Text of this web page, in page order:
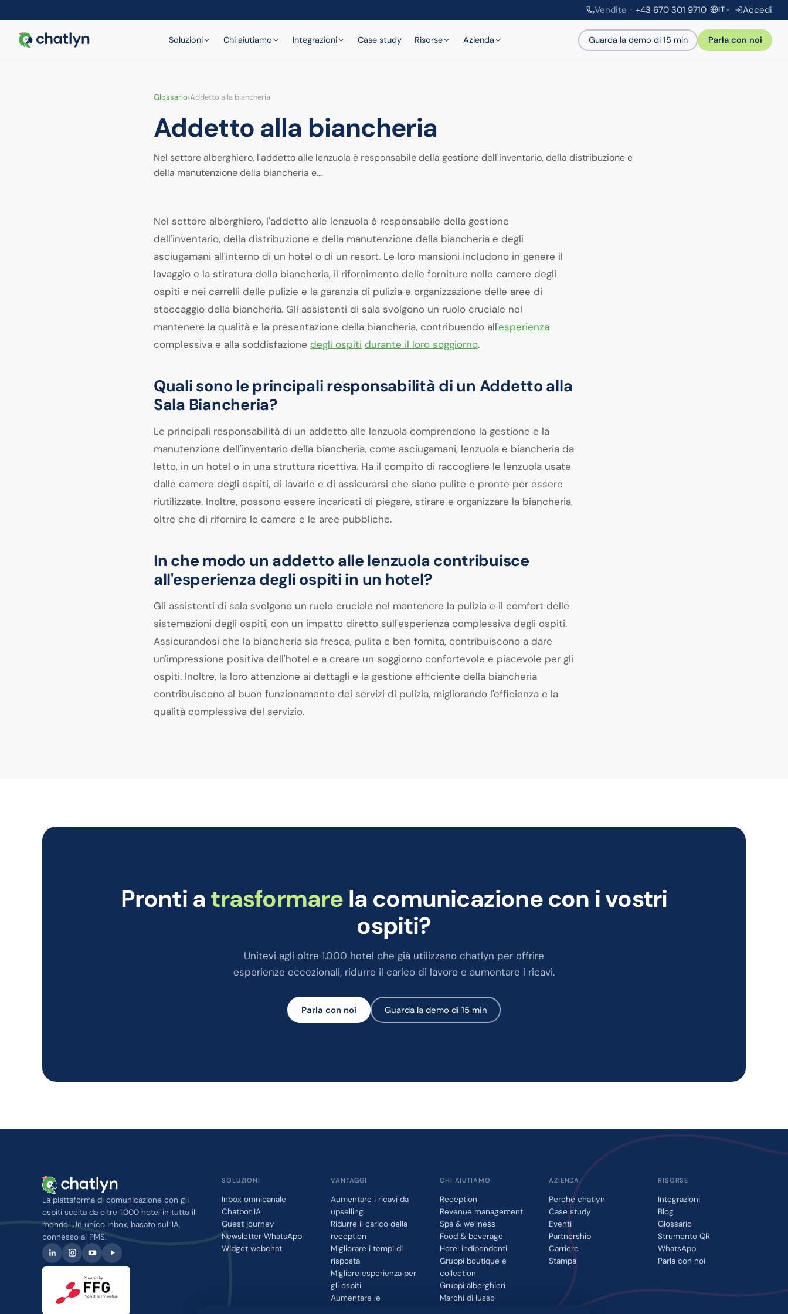
Vendite +43 670 301 9710 IT
Inglese
EN
Accedi
Soluzioni Chi aiutiamo Integrazioni Case study Risorse Azienda Guarda la demo di 15 min Parla con noi
Glossario›Addetto alla biancheria
Addetto alla biancheria
Nel settore alberghiero, l'addetto alle lenzuola è responsabile della gestione dell'inventario, della distribuzione e
della manutenzione della biancheria e…
Nel settore alberghiero, l'addetto alle lenzuola è responsabile della gestione
dell'inventario, della distribuzione e della manutenzione della biancheria e degli
asciugamani all'interno di un hotel o di un resort. Le loro mansioni includono in genere il
lavaggio e la stiratura della biancheria, il rifornimento delle forniture nelle camere degli
ospiti e nei carrelli delle pulizie e la garanzia di pulizia e organizzazione delle aree di
stoccaggio della biancheria. Gli assistenti di sala svolgono un ruolo cruciale nel
mantenere la qualità e la presentazione della biancheria, contribuendo all'esperienza
complessiva e alla soddisfazione degli ospiti durante il loro soggiorno.
Quali sono le principali responsabilità di un Addetto alla
Sala Biancheria?
Le principali responsabilità di un addetto alle lenzuola comprendono la gestione e la
manutenzione dell'inventario della biancheria, come asciugamani, lenzuola e biancheria da
letto, in un hotel o in una struttura ricettiva. Ha il compito di raccogliere le lenzuola usate
dalle camere degli ospiti, di lavarle e di assicurarsi che siano pulite e pronte per essere
riutilizzate. Inoltre, possono essere incaricati di piegare, stirare e organizzare la biancheria,
oltre che di rifornire le camere e le aree pubbliche.
In che modo un addetto alle lenzuola contribuisce
all'esperienza degli ospiti in un hotel?
Gli assistenti di sala svolgono un ruolo cruciale nel mantenere la pulizia e il comfort delle
sistemazioni degli ospiti, con un impatto diretto sull'esperienza complessiva degli ospiti.
Assicurandosi che la biancheria sia fresca, pulita e ben fornita, contribuiscono a dare
un'impressione positiva dell'hotel e a creare un soggiorno confortevole e piacevole per gli
ospiti. Inoltre, la loro attenzione ai dettagli e la gestione efficiente della biancheria
contribuiscono al buon funzionamento dei servizi di pulizia, migliorando l'efficienza e la
qualità complessiva del servizio.
Pronti atrasformare la comunicazione con i vostri
ospiti?
Unitevi agli oltre 1.000 hotel che già utilizzano chatlyn per offrire
esperienze eccezionali, ridurre il carico di lavoro e aumentare i ricavi.
Parla con noi Guarda la demo di 15 min
La piattaforma di comunicazione con gli
ospiti scelta da oltre 1.000 hotel in tutto il
mondo. Un unico inbox, basato sull’IA,
connesso al PMS.
SOLUZIONI
Inbox omnicanale
Chatbot IA
Guest journey
Newsletter WhatsApp
Widget webchat
VANTAGGI
Aumentare i ricavi da
upselling
Ridurre il carico della
reception
Migliorare i tempi di
risposta
Migliore esperienza per
gli ospiti
Aumentare le
CHI AIUTIAMO
Reception
Revenue management
Spa & wellness
Food & beverage
Hotel indipendenti
Gruppi boutique e
collection
Gruppi alberghieri
Marchi di lusso
AZIENDA
Perché chatlyn
Case study
Eventi
Partnership
Carriere
Stampa
RISORSE
Integrazioni
Blog
Glossario
Strumento QR
WhatsApp
Parla con noi